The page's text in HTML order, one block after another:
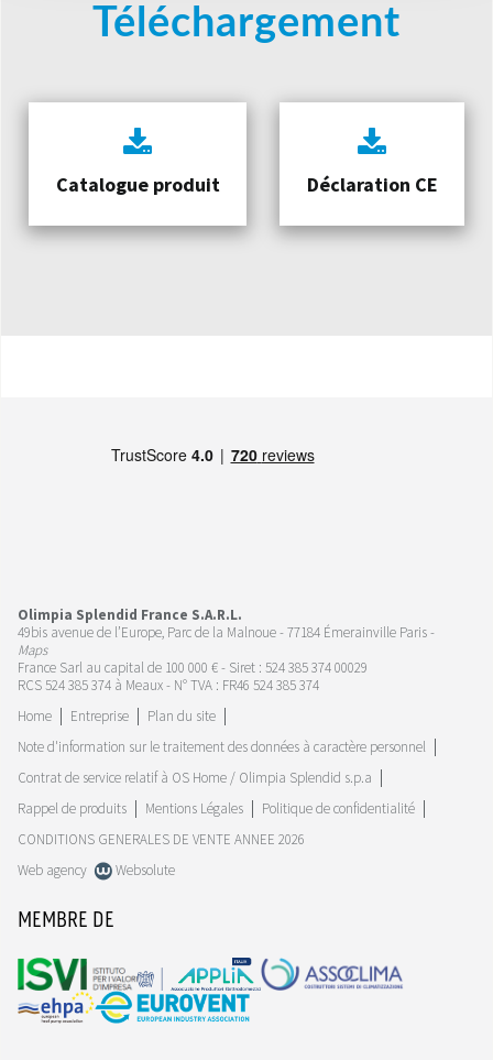
Téléchargement
Catalogue produit Déclaration CE
Olimpia Splendid France S.A.R.L.
49bis avenue de l’Europe, Parc de la Malnoue - 77184 Émerainville Paris -
Maps
France Sarl au capital de 100 000 € - Siret : 524 385 374 00029
RCS 524 385 374 à Meaux - N° TVA : FR46 524 385 374
Home
Entreprise
Plan du site
Note d'information sur le traitement des données à caractère personnel
Contrat de service relatif à OS Home / Olimpia Splendid s.p.a
Rappel de produits
Mentions Légales
Politique de confidentialité
CONDITIONS GENERALES DE VENTE ANNEE 2026
Web agency
Websolute
MEMBRE DE